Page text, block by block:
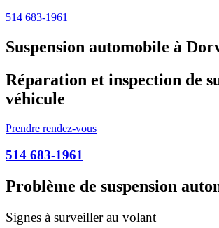
514 683-1961
Suspension automobile à
Réparation et inspection de
véhicule
Prendre rendez-vous
514 683-1961
Problème de suspension
Signes à surveiller au volant